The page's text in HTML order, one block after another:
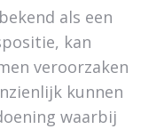
als een
kan
veroorzaken
kunnen
waarbij